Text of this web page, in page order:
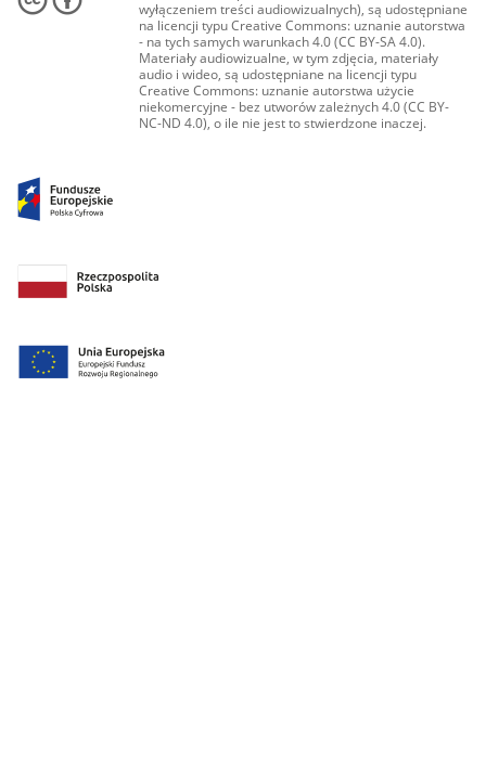
wyłączeniem treści audiowizualnych), są udostępniane
na licencji typu Creative Commons: uznanie autorstwa
- na tych samych warunkach 4.0 (CC BY-SA 4.0).
Materiały audiowizualne, w tym zdjęcia, materiały
audio i wideo, są udostępniane na licencji typu
Creative Commons: uznanie autorstwa użycie
niekomercyjne - bez utworów zależnych 4.0 (CC BY-
NC-ND 4.0), o ile nie jest to stwierdzone inaczej.